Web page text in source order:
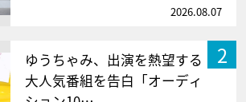
2026.08.07
2
ゆうちゃみ、出演を熱望する
大人気番組を告白「オーディ